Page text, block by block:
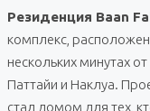
Резиденция Baan
комплекс,
нескольких минутах
Паттайи и Наклуа.
стал домом для тех,